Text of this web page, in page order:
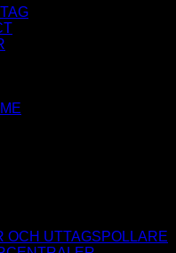
OCH UTTAGSPOLLARE